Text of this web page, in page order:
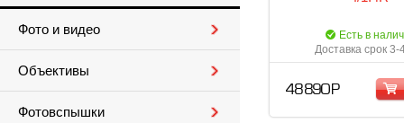
Фото и видео
Объективы
Фотовспышки
Есть в
Доставка срок 3-
48 890 Р